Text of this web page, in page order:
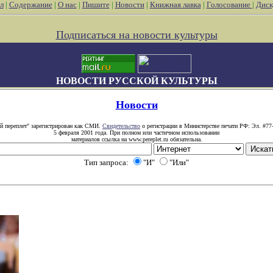
| Содержание| О нас| Пишите| Новости| Книжная лавка| Голосование |
Подписаться на новости культуры
НОВОСТИ РУССКОЙ КУЛЬТУРЫ
Новости
переплет" зарегистрирован как СМИ. Свидетельство о регистрации в Министерстве печати РФ: Эл.
5 февраля 2001 года. При полном или частичном использовании
материалов ссылка на www.pereplet.ru обязательна.
Тип запроса: "И" "Или"